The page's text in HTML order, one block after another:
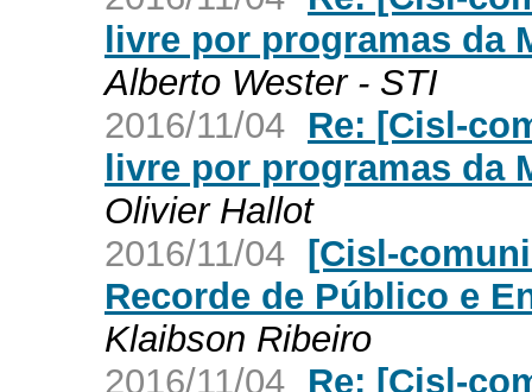
livre por programas da
Alberto Wester - STI
2016/11/04 Re: [Cisl-
livre por programas da
Olivier Hallot
2016/11/04 [Cisl-
Recorde de Público e
Klaibson Ribeiro
2016/11/04 Re: [Cisl-